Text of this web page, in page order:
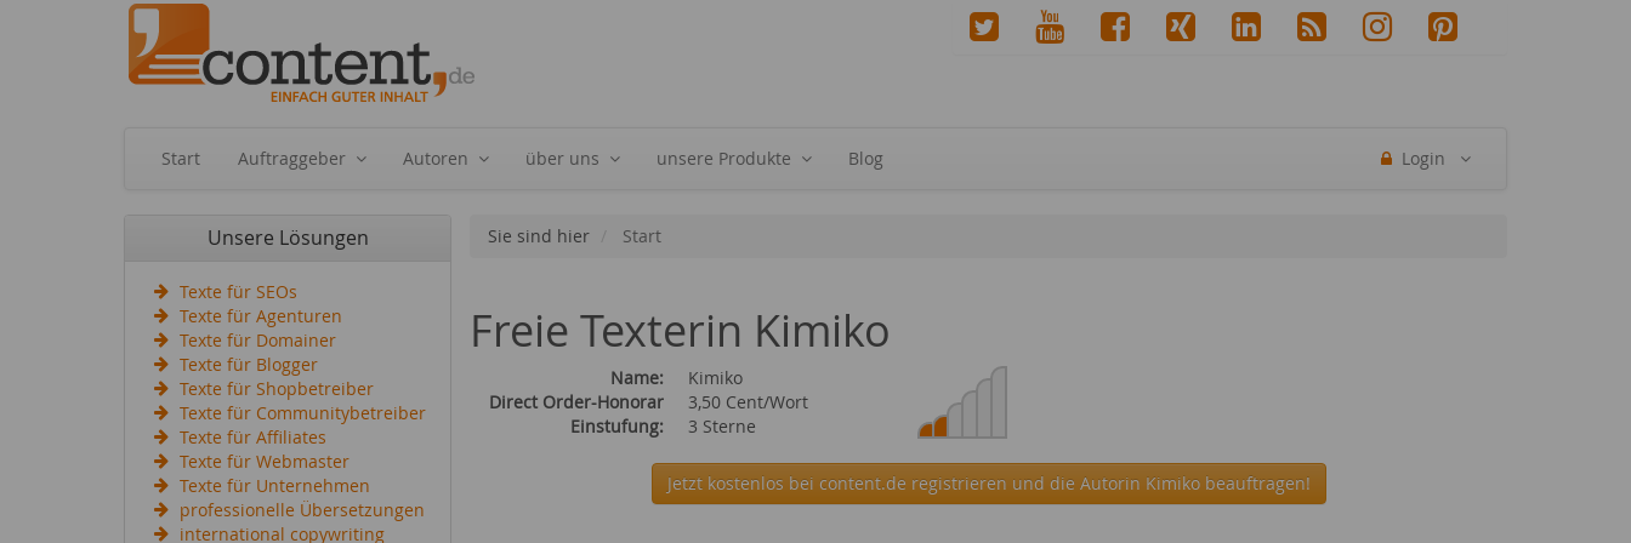
Start Auftraggeber Autoren über uns unsere Produkte Blog Login
Unsere Lösungen
Texte für SEOs
Texte für Agenturen
Texte für Domainer
Texte für Blogger
Texte für Shopbetreiber
Texte für Communitybetreiber
Texte für Affiliates
Texte für Webmaster
Texte für Unternehmen
professionelle Übersetzungen
international copywriting
Sie sind hier Start
Freie Texterin Kimiko
Name:
Kimiko
Direct Order-Honorar
3,50 Cent/Wort
Einstufung:
3 Sterne
Jetzt kostenlos bei content.de registrieren und die Autorin Kimiko beauftragen!